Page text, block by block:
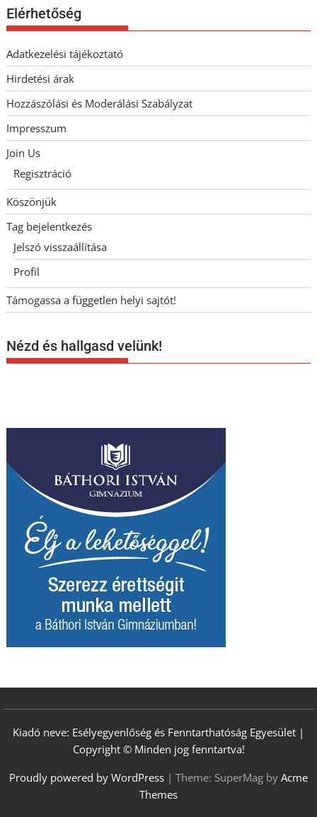
Elérhetőség
Adatkezelési tájékoztató
Hirdetési árak
Hozzászólási és Moderálási Szabályzat
Impresszum
Join Us
Regisztráció
Köszönjük
Tag bejelentkezés
Jelszó visszaállítása
Profil
Támogassa a független helyi sajtót!
Nézd és hallgasd velünk!
Kiadó neve: Esélyegyenlőség és Fenntarthatóság Egyesület |
Copyright © Minden jog fenntartva!
Proudly powered by WordPress | Theme: SuperMag by Acme
Themes